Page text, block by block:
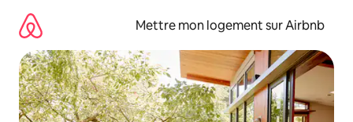
directement
contenu
Mettre mon logement sur Airbnb